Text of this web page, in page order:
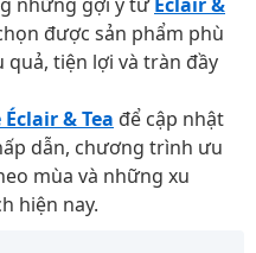
được sản phẩm phù
quả, tiện lợi và tràn đầy
& Tea để cập nhật
dẫn, chương trình ưu
mùa và những xu
hiện nay.